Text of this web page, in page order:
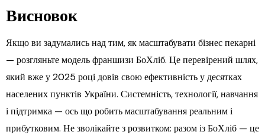
Висновок
Якщо ви задумались над тим, як масштабувати бізнес пекарні
— розгляньте модель франшизи БоХліб. Це перевірений шлях,
який вже у 2025 році довів свою ефективність у десятках
населених пунктів України. Системність, технології, навчання
і підтримка — ось що робить масштабування реальним і
прибутковим. Не зволікайте з розвитком: разом із БоХліб — це